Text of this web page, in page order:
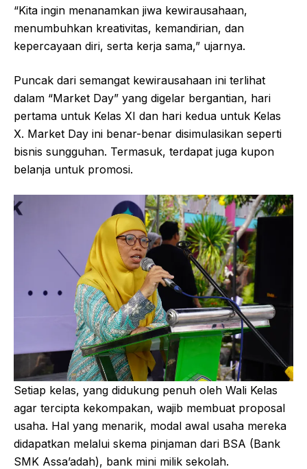
“Kita ingin menanamkan jiwa kewirausahaan,
menumbuhkan kreativitas, kemandirian, dan
kepercayaan diri, serta kerja sama,” ujarnya.
Puncak dari semangat kewirausahaan ini terlihat
dalam “Market Day” yang digelar bergantian, hari
pertama untuk Kelas XI dan hari kedua untuk Kelas
X. Market Day ini benar-benar disimulasikan seperti
bisnis sungguhan. Termasuk, terdapat juga kupon
belanja untuk promosi.
Setiap kelas, yang didukung penuh oleh Wali Kelas
agar tercipta kekompakan, wajib membuat proposal
usaha. Hal yang menarik, modal awal usaha mereka
didapatkan melalui skema pinjaman dari BSA (Bank
SMK Assa’adah), bank mini milik sekolah.